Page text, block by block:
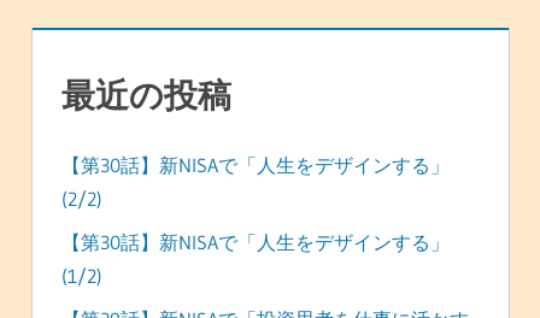
最近の投稿
【第30話】新NISAで「人生をデザインする」
(2/2)
【第30話】新NISAで「人生をデザインする」
(1/2)